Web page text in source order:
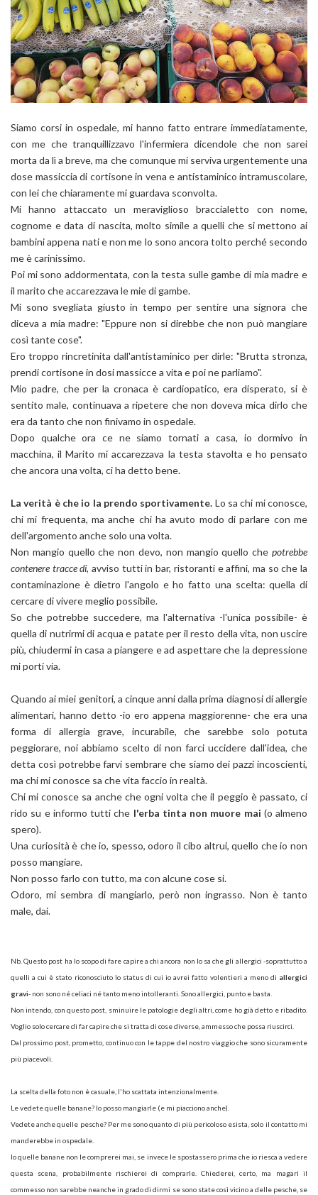
Siamo corsi in ospedale, mi hanno fatto entrare immediatamente,
con me che tranquillizzavo l'infermiera dicendole che non sarei
morta da lì a breve, ma che comunque mi serviva urgentemente una
dose massiccia di cortisone in vena e antistaminico intramuscolare,
con lei che chiaramente mi guardava sconvolta.
Mi hanno attaccato un meraviglioso braccialetto con nome,
cognome e data di nascita, molto simile a quelli che si mettono ai
bambini appena nati e non me lo sono ancora tolto perché secondo
me è carinissimo.
Poi mi sono addormentata, con la testa sulle gambe di mia madre e
il marito che accarezzava le mie di gambe.
Mi sono svegliata giusto in tempo per sentire una signora che
diceva a mia madre: "Eppure non si direbbe che non può mangiare
così tante cose".
Ero troppo rincretinita dall'antistaminico per dirle: "Brutta stronza,
prendi cortisone in dosi massicce a vita e poi ne parliamo".
Mio padre, che per la cronaca è cardiopatico, era disperato, si è
sentito male, continuava a ripetere che non doveva mica dirlo che
era da tanto che non finivamo in ospedale.
Dopo qualche ora ce ne siamo tornati a casa, io dormivo in
macchina, il Marito mi accarezzava la testa stavolta e ho pensato
che ancora una volta, ci ha detto bene.
La verità è che io la prendo sportivamente. Lo sa chi mi conosce,
chi mi frequenta, ma anche chi ha avuto modo di parlare con me
dell'argomento anche solo una volta.
Non mangio quello che non devo, non mangio quello che potrebbe
contenere tracce di, avviso tutti in bar, ristoranti e affini, ma so che la
contaminazione è dietro l'angolo e ho fatto una scelta: quella di
cercare di vivere meglio possibile.
So che potrebbe succedere, ma l'alternativa -l'unica possibile- è
quella di nutrirmi di acqua e patate per il resto della vita, non uscire
più, chiudermi in casa a piangere e ad aspettare che la depressione
mi porti via.
Quando ai miei genitori, a cinque anni dalla prima diagnosi di allergie
alimentari, hanno detto -io ero appena maggiorenne- che era una
forma di allergia grave, incurabile, che sarebbe solo potuta
peggiorare, noi abbiamo scelto di non farci uccidere dall'idea, che
detta così potrebbe farvi sembrare che siamo dei pazzi incoscienti,
ma chi mi conosce sa che vita faccio in realtà.
Chi mi conosce sa anche che ogni volta che il peggio è passato, ci
rido su e informo tutti che l'erba tinta non muore mai (o almeno
spero).
Una curiosità è che io, spesso, odoro il cibo altrui, quello che io non
posso mangiare.
Non posso farlo con tutto, ma con alcune cose si.
Odoro, mi sembra di mangiarlo, però non ingrasso. Non è tanto
male, dai.
Nb. Questo post ha lo scopo di fare capire a chi ancora non lo sa che gli allergici -soprattutto a
quelli a cui è stato riconosciuto lo status di cui io avrei fatto volentieri a meno di allergici
gravi- non sono né celiaci né tanto meno intolleranti. Sono allergici, punto e basta.
Non intendo, con questo post, sminuire le patologie degli altri, come ho già detto e ribadito.
Voglio solo cercare di far capire che si tratta di cose diverse, ammesso che possa riuscirci.
Dal prossimo post, prometto, continuo con le tappe del nostro viaggio che sono sicuramente
più piacevoli.
La scelta della foto non è casuale, l'ho scattata intenzionalmente.
Le vedete quelle banane? Io posso mangiarle (e mi piacciono anche).
Vedete anche quelle pesche? Per me sono quanto di più pericoloso esista, solo il contatto mi
manderebbe in ospedale.
Io quelle banane non le comprerei mai, se invece le spostassero prima che io riesca a vedere
questa scena, probabilmente rischierei di comprarle. Chiederei, certo, ma magari il
commesso non sarebbe neanche in grado di dirmi se sono state così vicino a delle pesche, se